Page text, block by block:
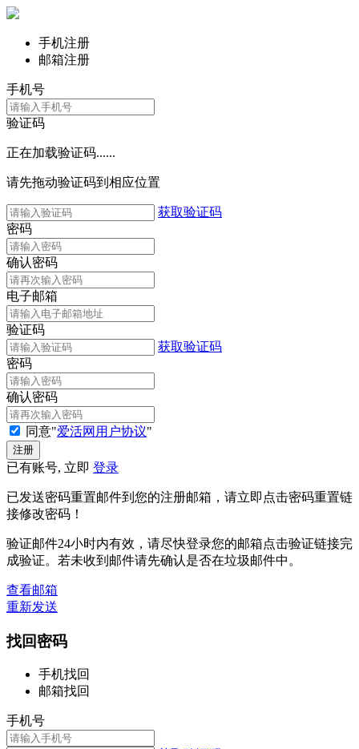
手机注册
邮箱注册
手机号
验证码
正在加载验证码......
请先拖动验证码到相应位置
获取验证码
密码
确认密码
电子邮箱
验证码
获取验证码
密码
确认密码
同意"爱活网用户协议"
已有账号, 立即 登录
已发送密码重置邮件到您的注册邮箱，请立即点击密码重置链
接修改密码！
验证邮件24小时内有效，请尽快登录您的邮箱点击验证链接完
成验证。若未收到邮件请先确认是否在垃圾邮件中。
查看邮箱
重新发送
找回密码
手机找回
邮箱找回
手机号